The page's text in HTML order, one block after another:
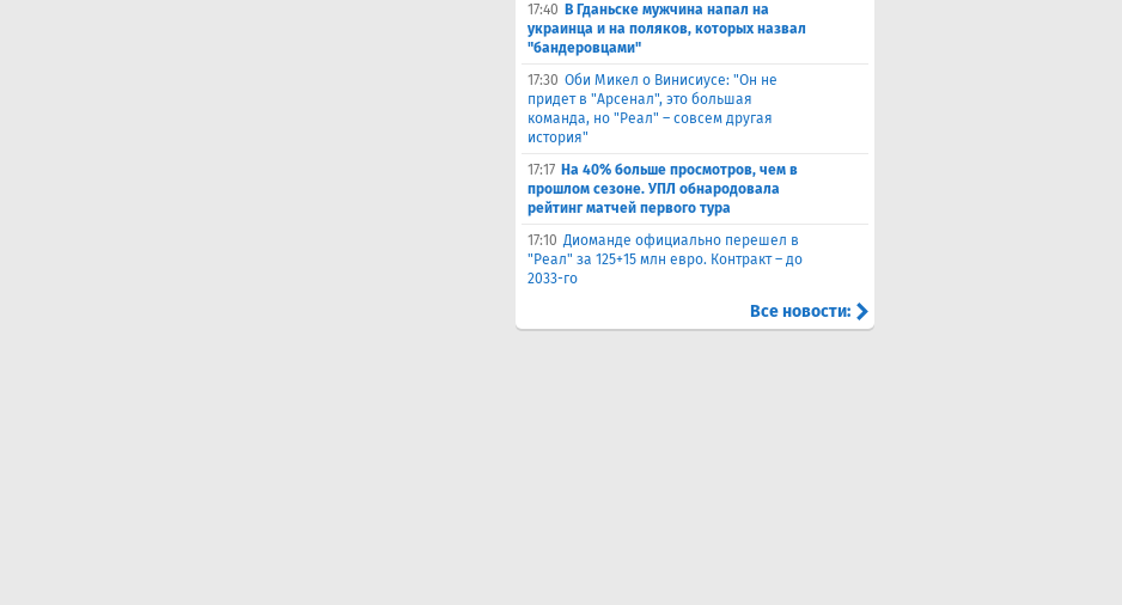
17:40 В Гданьске мужчина напал на
украинца и на поляков, которых назвал
"бандеровцами"
17:30 Оби Микел о Винисиусе: "Он не
придет в "Арсенал", это большая
команда, но "Реал" – совсем другая
история"
17:17 На 40% больше просмотров, чем в
прошлом сезоне. УПЛ обнародовала
рейтинг матчей первого тура
17:10 Диоманде официально перешел в
"Реал" за 125+15 млн евро. Контракт – до
2033-го
Все новости: